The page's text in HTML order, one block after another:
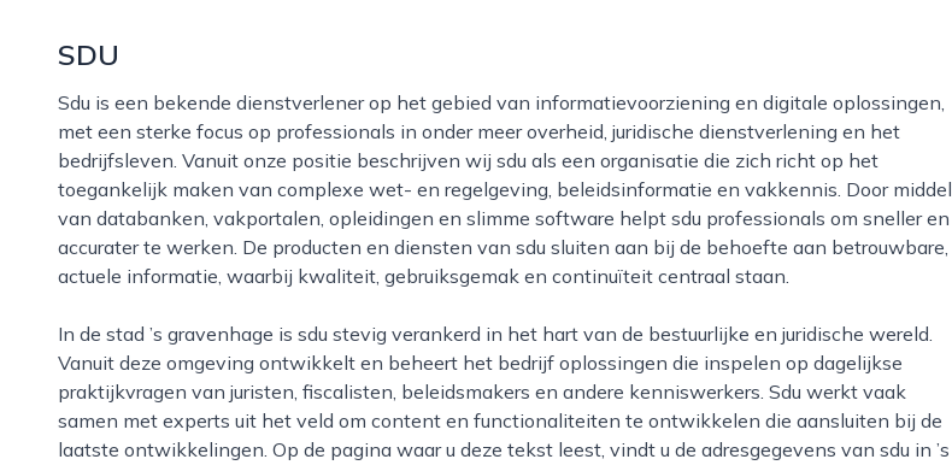
SDU
Sdu is een bekende dienstverlener op het gebied van informatievoorziening en digitale oplossingen,
met een sterke focus op professionals in onder meer overheid, juridische dienstverlening en het
bedrijfsleven. Vanuit onze positie beschrijven wij sdu als een organisatie die zich richt op het
toegankelijk maken van complexe wet- en regelgeving, beleidsinformatie en vakkennis. Door middel
van databanken, vakportalen, opleidingen en slimme software helpt sdu professionals om sneller en
accurater te werken. De producten en diensten van sdu sluiten aan bij de behoefte aan betrouwbare,
actuele informatie, waarbij kwaliteit, gebruiksgemak en continuïteit centraal staan.
In de stad ’s gravenhage is sdu stevig verankerd in het hart van de bestuurlijke en juridische wereld.
Vanuit deze omgeving ontwikkelt en beheert het bedrijf oplossingen die inspelen op dagelijkse
praktijkvragen van juristen, fiscalisten, beleidsmakers en andere kenniswerkers. Sdu werkt vaak
samen met experts uit het veld om content en functionaliteiten te ontwikkelen die aansluiten bij de
laatste ontwikkelingen. Op de pagina waar u deze tekst leest, vindt u de adresgegevens van sdu in ’s